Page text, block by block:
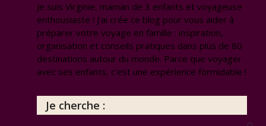
Je suis Virginie, maman de 3 enfants et voyageuse
enthousiaste ! J'ai crée ce blog pour vous aider à
préparer votre voyage en famille : inspiration,
organisation et conseils pratiques dans plus de 80
destinations autour du monde. Parce que voyager
avec ses enfants, c'est une expérience formidable !
Je cherche :